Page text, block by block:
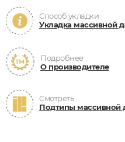
Способ укладки
Укладка массивной
Подробнее
О производителе
Смотреть
Подтипы массивной